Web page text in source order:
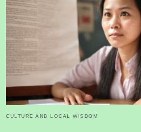
CULTURE AND LOCAL WISDOM